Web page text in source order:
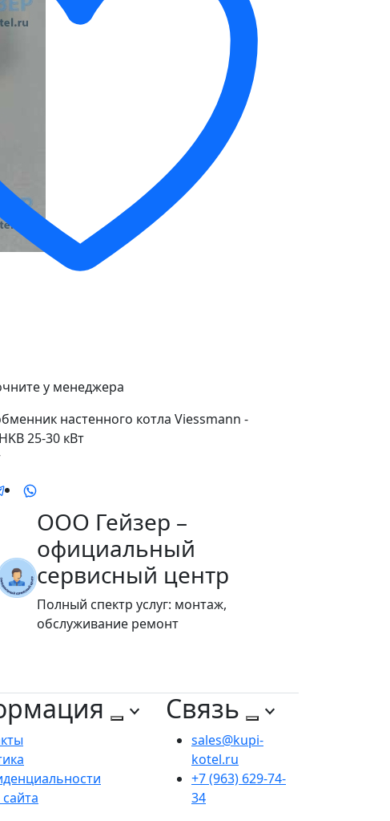
у менеджера
настенного котла Viessmann -
25-30 кВт
ООО Гейзер –
официальный
сервисный центр
Полный спектр услуг: монтаж,
обслуживание ремонт
Связь
sales@kupi-
kotel.ru
+7 (963) 629-74-
34